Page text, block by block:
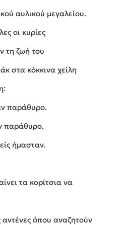
αυλικού μεγαλείου.
οι κυρίες
τη ζωή του
στα κόκκινα χείλη
παράθυρο.
παράθυρο.
ήμασταν.
τα κορίτσια να
αντένες όπου αναζητούν